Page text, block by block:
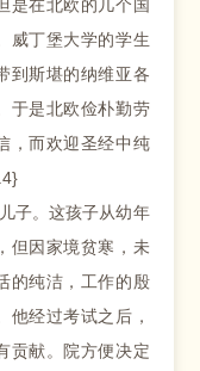
是在北欧的几个国
威丁堡大学的学生
到斯堪的纳维亚各
于是北欧俭朴勤劳
，而欢迎圣经中纯
子。这孩子从幼年
但因家境贫寒，未
的纯洁，工作的殷
他经过考试之后，
贡献。院方便决定